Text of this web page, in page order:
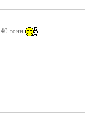
40 тонн